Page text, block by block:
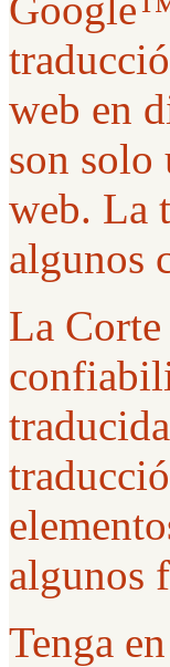
web en
son
web. La
algunos
La
algunos
Tenga